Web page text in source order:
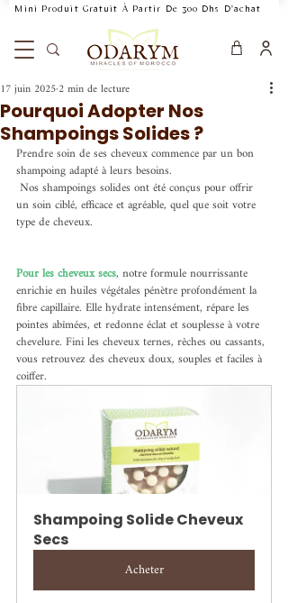
Mini Produit Gratuit À Partir De 300 Dhs D'achat
Pourquoi Adopter Nos
Shampoings Solides ?
17 juin 20252 min de lecture
Prendre soin de ses cheveux commence par un bon
shampoing adapté à leurs besoins.
un soin ciblé, efficace et agréable, quel que soit votre
type de cheveux.
Pour les cheveux secs, notre formule nourrissante
enrichie en huiles végétales pénètre profondément la
fibre capillaire. Elle hydrate intensément, répare les
pointes abîmées, et redonne éclat et souplesse à votre
chevelure. Fini les cheveux ternes, rêches ou cassants,
vous retrouvez des cheveux doux, souples et faciles à
coiffer.
Shampoing Solide Cheveux
Secs
Acheter